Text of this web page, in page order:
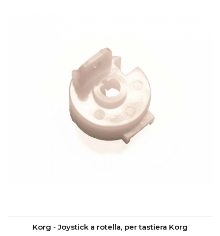
Korg - Joystick a rotella, per tastiera Korg